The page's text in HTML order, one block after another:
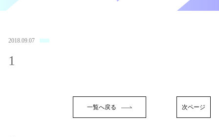
2018.09.07
1
一覧へ戻る 次ページ